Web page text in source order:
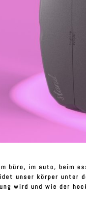
im auto, beim
unser körper
wird und wie der